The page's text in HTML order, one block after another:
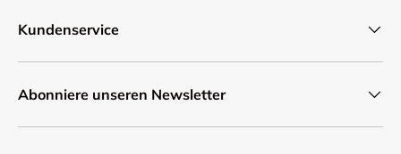
Kundenservice
Abonniere unseren Newsletter